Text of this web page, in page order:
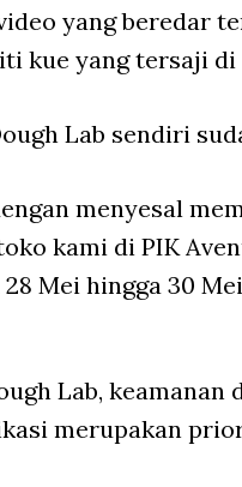
yang beredar
kue yang tersaji di
Lab sendiri
menyesal
kami di PIK
Mei hingga 30
Lab,
merupakan